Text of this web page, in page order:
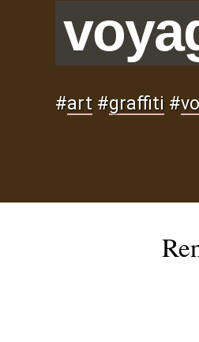
#art #graffiti #